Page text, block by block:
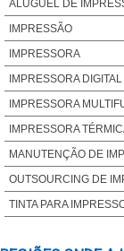
IMPRESSORAS
IMPRESSORA PARA
IMPRESSORA
IMPRESSORAS A
IMPRESSORAS A3
IMPRESSORAS
IMPRESSORAS
ASSISTENCIA
ALUGUEL DE
IMPRESSÃO
IMPRESSORA
IMPRESSORA DIGITAL
IMPRESSORA
IMPRESSORA
MANUTENÇÃO DE
OUTSOURCING DE
TINTA PARA